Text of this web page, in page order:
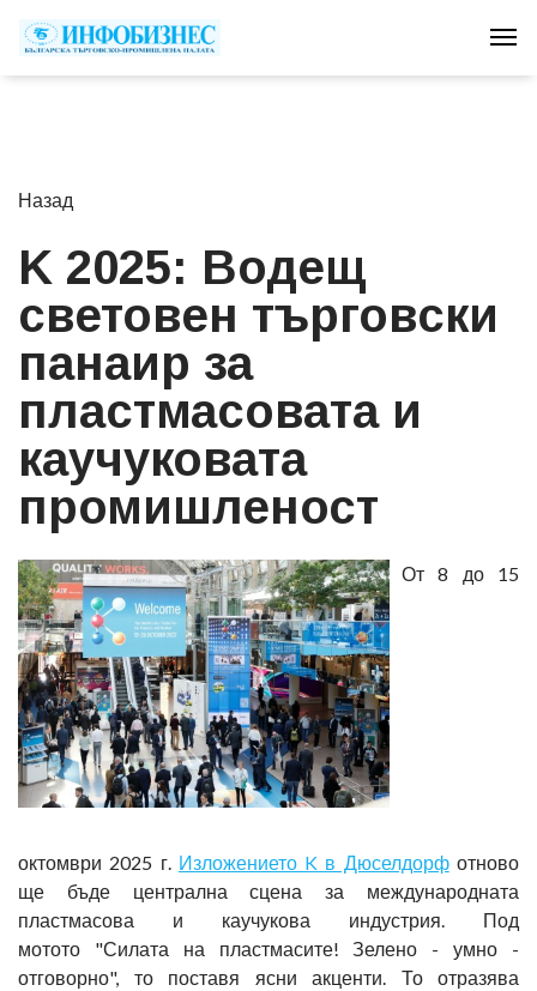
Назад
K 2025: Водещ
световен търговски
панаир за
пластмасовата и
каучуковата
промишленост
От 8 до 15
октомври 2025 г. Изложението K в Дюселдорфотново
ще бъде централна сцена за международната
пластмасова и каучукова индустрия. Под
мотото "Силата на пластмасите! Зелено - умно -
отговорно", то поставя ясни акценти. То отразява